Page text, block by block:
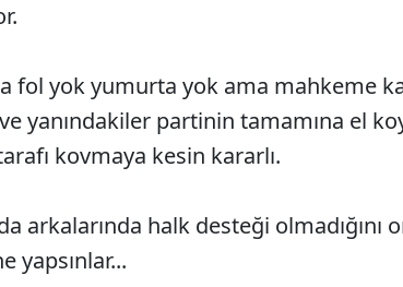
fol yok yumurta yok ama mahkeme
ve yanındakiler partinin tamamına el
kovmaya kesin kararlı.
arkalarında halk desteği olmadığını
yapsınlar...